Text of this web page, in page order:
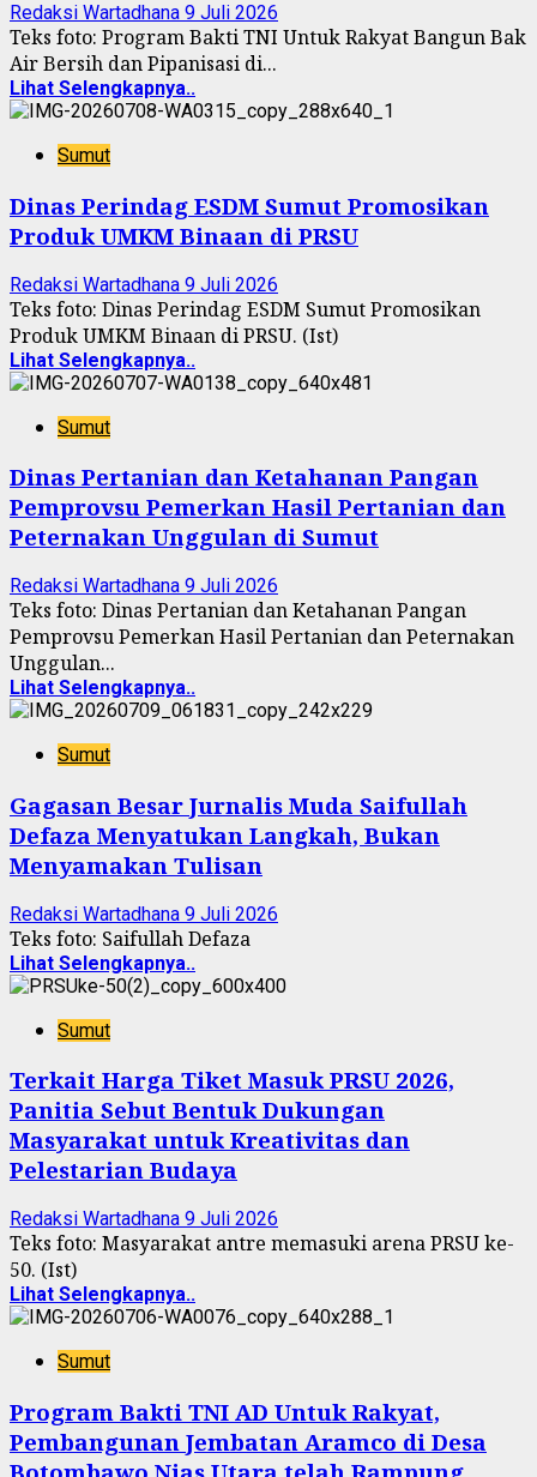
Redaksi Wartadhana 9 Juli 2026
Teks foto: Program Bakti TNI Untuk Rakyat Bangun Bak
Air Bersih dan Pipanisasi di...
Lihat Selengkapnya..
Sumut
Dinas Perindag ESDM Sumut Promosikan
Produk UMKM Binaan di PRSU
Redaksi Wartadhana 9 Juli 2026
Teks foto: Dinas Perindag ESDM Sumut Promosikan
Produk UMKM Binaan di PRSU. (Ist)
Lihat Selengkapnya..
Sumut
Dinas Pertanian dan Ketahanan Pangan
Pemprovsu Pemerkan Hasil Pertanian dan
Peternakan Unggulan di Sumut
Redaksi Wartadhana 9 Juli 2026
Teks foto: Dinas Pertanian dan Ketahanan Pangan
Pemprovsu Pemerkan Hasil Pertanian dan Peternakan
Unggulan...
Lihat Selengkapnya..
Sumut
Gagasan Besar Jurnalis Muda Saifullah
Defaza Menyatukan Langkah, Bukan
Menyamakan Tulisan
Redaksi Wartadhana 9 Juli 2026
Teks foto: Saifullah Defaza
Lihat Selengkapnya..
Sumut
Terkait Harga Tiket Masuk PRSU 2026,
Panitia Sebut Bentuk Dukungan
Masyarakat untuk Kreativitas dan
Pelestarian Budaya
Redaksi Wartadhana 9 Juli 2026
Teks foto: Masyarakat antre memasuki arena PRSU ke-
50. (Ist)
Lihat Selengkapnya..
Sumut
Program Bakti TNI AD Untuk Rakyat,
Pembangunan Jembatan Aramco di Desa